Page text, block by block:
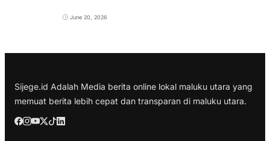
June 20, 2026
Sijege.id Adalah Media berita online lokal maluku utara yang
memuat berita lebih cepat dan transparan di maluku utara.